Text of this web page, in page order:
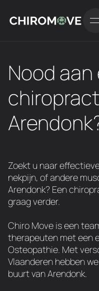
Nood aan
Zoekt u naar
nekpijn, of andere
Arendonk? Een
graag verder.
Chiro Move is een
therapeuten met een
Osteopathie. Met
Vlaanderen hebben
buurt van Arendonk.